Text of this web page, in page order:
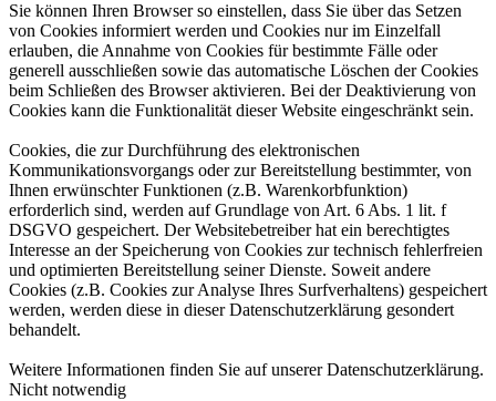
Sie können Ihren Browser so einstellen, dass Sie über das Setzen
von Cookies informiert werden und Cookies nur im Einzelfall
erlauben, die Annahme von Cookies für bestimmte Fälle oder
generell ausschließen sowie das automatische Löschen der Cookies
beim Schließen des Browser aktivieren. Bei der Deaktivierung von
Cookies kann die Funktionalität dieser Website eingeschränkt sein.
Cookies, die zur Durchführung des elektronischen
Kommunikationsvorgangs oder zur Bereitstellung bestimmter, von
Ihnen erwünschter Funktionen (z.B. Warenkorbfunktion)
erforderlich sind, werden auf Grundlage von Art. 6 Abs. 1 lit. f
DSGVO gespeichert. Der Websitebetreiber hat ein berechtigtes
Interesse an der Speicherung von Cookies zur technisch fehlerfreien
und optimierten Bereitstellung seiner Dienste. Soweit andere
Cookies (z.B. Cookies zur Analyse Ihres Surfverhaltens) gespeichert
werden, werden diese in dieser Datenschutzerklärung gesondert
behandelt.
Weitere Informationen finden Sie auf unserer Datenschutzerklärung.
Nicht notwendig